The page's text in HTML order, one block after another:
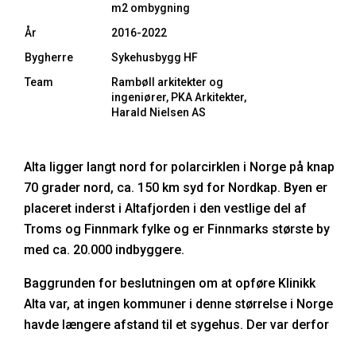
m2 ombygning
År
2016-2022
Bygherre
Sykehusbygg HF
Team
Rambøll arkitekter og
ingeniører, PKA Arkitekter,
Harald Nielsen AS
Alta ligger langt nord for polarcirklen i Norge på knap
70 grader nord, ca. 150 km syd for Nordkap. Byen er
placeret inderst i Altafjorden i den vestlige del af
Troms og Finnmark fylke og er Finnmarks største by
med ca. 20.000 indbyggere.
Baggrunden for beslutningen om at opføre Klinikk
Alta var, at ingen kommuner i denne størrelse i Norge
havde længere afstand til et sygehus. Der var derfor